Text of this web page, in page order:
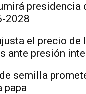
presidencia
2028
el precio de
ante presión
semilla
papa